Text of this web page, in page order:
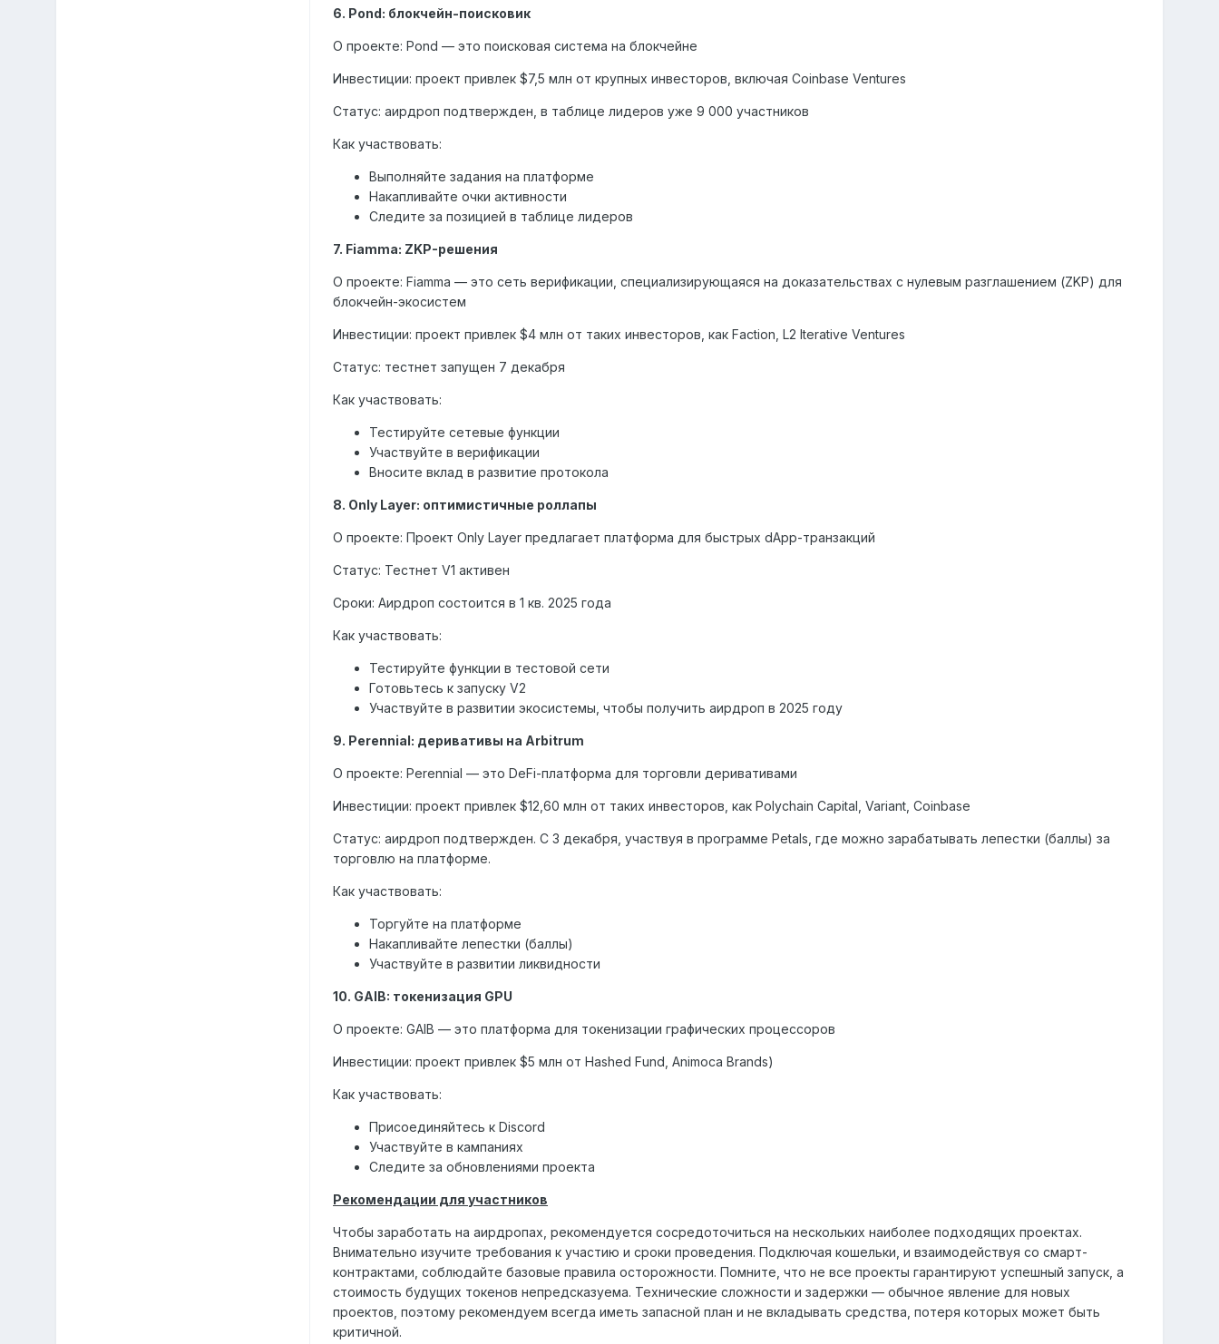
6. Pond: блокчейн-поисковик
О проекте: Pond — это поисковая система на блокчейне
Инвестиции: проект привлек $7,5 млн от крупных инвесторов, включая Coinbase Ventures
Статус: аирдроп подтвержден, в таблице лидеров уже 9 000 участников
Как участвовать:
Выполняйте задания на платформе
Накапливайте очки активности
Следите за позицией в таблице лидеров
7. Fiamma: ZKP-решения
О проекте: Fiamma — это сеть верификации, специализирующаяся на доказательствах с нулевым разглашением (ZKP) для
блокчейн-экосистем
Инвестиции: проект привлек $4 млн от таких инвесторов, как Faction, L2 Iterative Ventures
Статус: тестнет запущен 7 декабря
Как участвовать:
Тестируйте сетевые функции
Участвуйте в верификации
Вносите вклад в развитие протокола
8. Only Layer: оптимистичные роллапы
О проекте: Проект Only Layer предлагает платформа для быстрых dApp-транзакций
Статус: Тестнет V1 активен
Сроки: Аирдроп состоится в 1 кв. 2025 года
Как участвовать:
Тестируйте функции в тестовой сети
Готовьтесь к запуску V2
Участвуйте в развитии экосистемы, чтобы получить аирдроп в 2025 году
9. Perennial: деривативы на Arbitrum
О проекте: Perennial — это DeFi-платформа для торговли деривативами
Инвестиции: проект привлек $12,60 млн от таких инвесторов, как Polychain Capital, Variant, Coinbase
Статус: аирдроп подтвержден. С 3 декабря, участвуя в программе Petals, где можно зарабатывать лепестки (баллы) за
торговлю на платформе.
Как участвовать:
Торгуйте на платформе
Накапливайте лепестки (баллы)
Участвуйте в развитии ликвидности
10. GAIB: токенизация GPU
О проекте: GAIB — это платформа для токенизации графических процессоров
Инвестиции: проект привлек $5 млн от Hashed Fund, Animoca Brands)
Как участвовать:
Присоединяйтесь к Discord
Участвуйте в кампаниях
Следите за обновлениями проекта
Рекомендации для участников
Чтобы заработать на аирдропах, рекомендуется сосредоточиться на нескольких наиболее подходящих проектах.
Внимательно изучите требования к участию и сроки проведения. Подключая кошельки, и взаимодействуя со смарт-
контрактами, соблюдайте базовые правила осторожности. Помните, что не все проекты гарантируют успешный запуск, а
стоимость будущих токенов непредсказуема. Технические сложности и задержки — обычное явление для новых
проектов, поэтому рекомендуем всегда иметь запасной план и не вкладывать средства, потеря которых может быть
критичной.